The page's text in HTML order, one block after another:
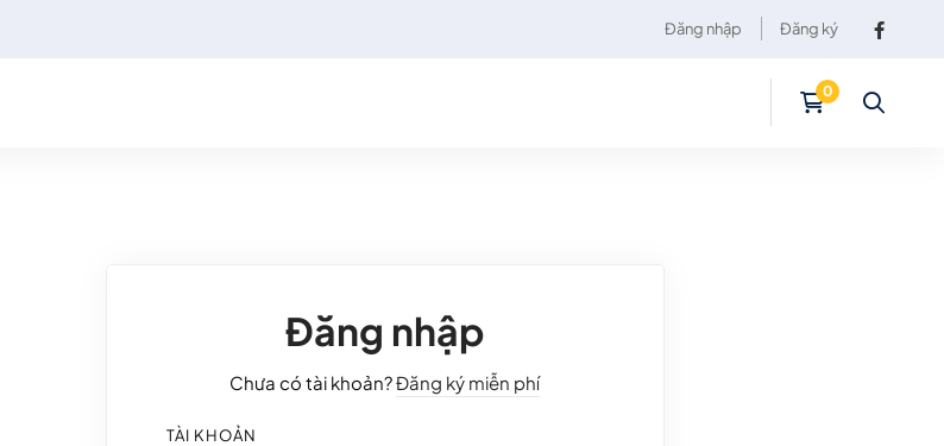
Đăng nhập Đăng ký
Đăng nhập
Chưa có tài khoản?Đăng ký miễn phí
TÀI KHOẢN